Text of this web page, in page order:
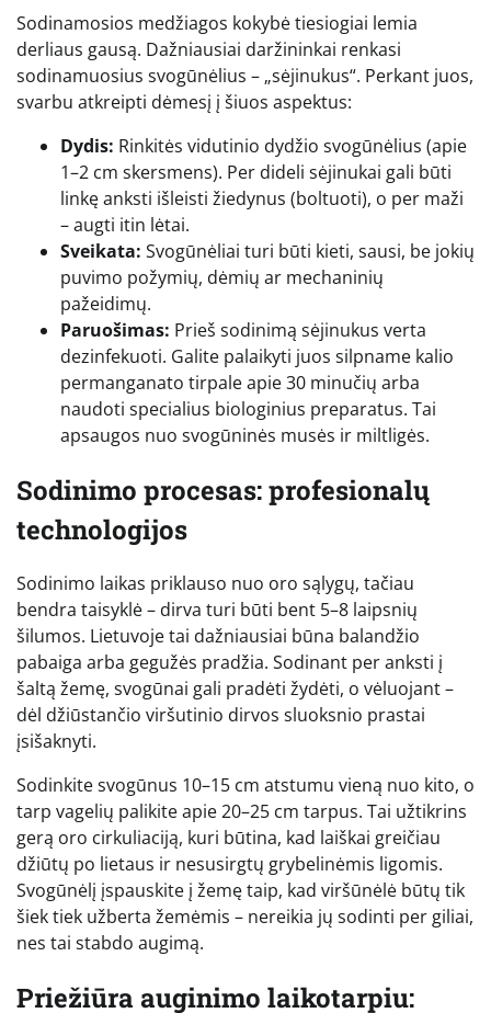
Sodinamosios medžiagos kokybė tiesiogiai lemia
derliaus gausą. Dažniausiai daržininkai renkasi
sodinamuosius svogūnėlius – „sėjinukus“. Perkant juos,
svarbu atkreipti dėmesį į šiuos aspektus:
Dydis: Rinkitės vidutinio dydžio svogūnėlius (apie
1–2 cm skersmens). Per dideli sėjinukai gali būti
linkę anksti išleisti žiedynus (boltuoti), o per maži
– augti itin lėtai.
Sveikata: Svogūnėliai turi būti kieti, sausi, be jokių
puvimo požymių, dėmių ar mechaninių
pažeidimų.
Paruošimas: Prieš sodinimą sėjinukus verta
dezinfekuoti. Galite palaikyti juos silpname kalio
permanganato tirpale apie 30 minučių arba
naudoti specialius biologinius preparatus. Tai
apsaugos nuo svogūninės musės ir miltligės.
Sodinimo procesas: profesionalų
technologijos
Sodinimo laikas priklauso nuo oro sąlygų, tačiau
bendra taisyklė – dirva turi būti bent 5–8 laipsnių
šilumos. Lietuvoje tai dažniausiai būna balandžio
pabaiga arba gegužės pradžia. Sodinant per anksti į
šaltą žemę, svogūnai gali pradėti žydėti, o vėluojant –
dėl džiūstančio viršutinio dirvos sluoksnio prastai
įsišaknyti.
Sodinkite svogūnus 10–15 cm atstumu vieną nuo kito, o
tarp vagelių palikite apie 20–25 cm tarpus. Tai užtikrins
gerą oro cirkuliaciją, kuri būtina, kad laiškai greičiau
džiūtų po lietaus ir nesusirgtų grybelinėmis ligomis.
Svogūnėlį įspauskite į žemę taip, kad viršūnėlė būtų tik
šiek tiek užberta žemėmis – nereikia jų sodinti per giliai,
nes tai stabdo augimą.
Priežiūra auginimo laikotarpiu: